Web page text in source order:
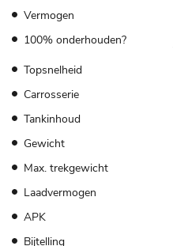
Vermogen
100% onderhouden?
Topsnelheid
Carrosserie
Tankinhoud
Gewicht
Max. trekgewicht
Laadvermogen
APK
Bijtelling